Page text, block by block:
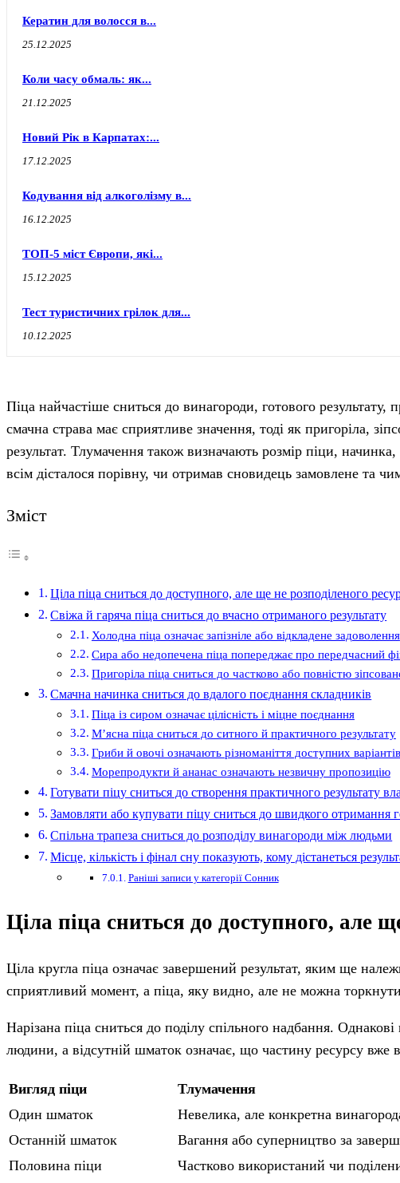
Кератин для волосся в...
25.12.2025
Коли часу обмаль: як...
21.12.2025
Новий Рік в Карпатах:...
17.12.2025
Кодування від алкоголізму в...
16.12.2025
ТОП-5 міст Європи, які...
15.12.2025
Тест туристичних грілок для...
10.12.2025
Піца найчастіше сниться до винагороди, готового результату,
смачна страва має сприятливе значення, тоді як пригоріла,
результат. Тлумачення також визначають розмір піци,
всім дісталося порівну, чи отримав сновидець замовлене та
Зміст
Ціла піца сниться до доступного, але ще не розподіленого
Свіжа й гаряча піца сниться до вчасно отриманого результату
Холодна піца означає запізніле або відкладене задоволення
Сира або недопечена піца попереджає про передчасний
Пригоріла піца сниться до частково або повністю
Смачна начинка сниться до вдалого поєднання складників
Піца із сиром означає цілісність і міцне поєднання
М’ясна піца сниться до ситного й практичного результату
Гриби й овочі означають різноманіття доступних варіантів
Морепродукти й ананас означають незвичну пропозицію
Готувати піцу сниться до створення практичного результату
Замовляти або купувати піцу сниться до швидкого отримання
Спільна трапеза сниться до розподілу винагороди між людьми
Місце, кількість і фінал сну показують, кому дістанеться
Раніші записи у категорії Сонник
Ціла піца сниться до доступного, але
Ціла кругла піца означає завершений результат, яким ще
сприятливий момент, а піца, яку видно, але не можна
Нарізана піца сниться до поділу спільного надбання.
людини, а відсутній шматок означає, що частину ресурсу вже
Вигляд піци
Тлумачення
Один шматок
Невелика, але конкретна
Останній шматок
Вагання або суперництво за
Половина піци
Частково використаний чи